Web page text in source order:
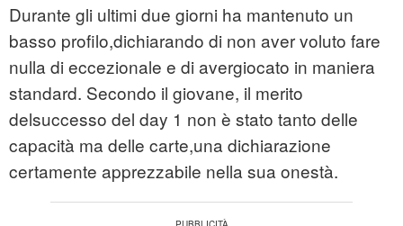
Durante gli ultimi due giorni ha mantenuto un
basso profilo,dichiarando di non aver voluto fare
nulla di eccezionale e di avergiocato in maniera
standard. Secondo il giovane, il merito
delsuccesso del day 1 non è stato tanto delle
capacità ma delle carte,una dichiarazione
certamente apprezzabile nella sua onestà.